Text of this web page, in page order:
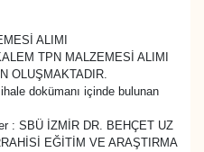
ALIMI
TPN MALZEMESİ ALIMI
OLUŞMAKTADIR.
dokümanı içinde bulunan
: SBÜ İZMİR DR. BEHÇET UZ
EĞİTİM VE ARAŞTIRMA